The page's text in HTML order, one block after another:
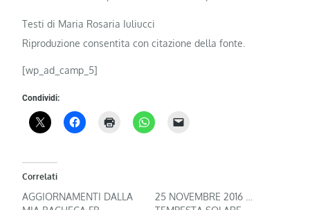
Testi di Maria Rosaria Iuliucci
Riproduzione consentita con citazione della fonte.
[wp_ad_camp_5]
Condividi:
Correlati
AGGIORNAMENTI DALLA
25 NOVEMBRE 2016 …